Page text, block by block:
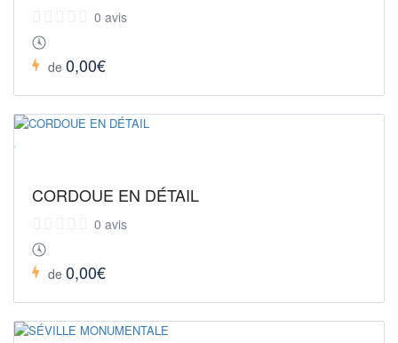
0 avis
de 0,00€
CORDOUE EN DÉTAIL
0 avis
de 0,00€